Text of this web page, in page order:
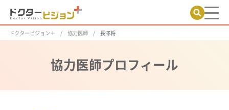
ドクタービジョン＋ 協力医師 長澤将
協力医師プロフィール